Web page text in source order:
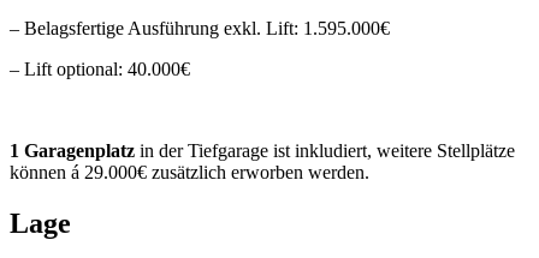
– Belagsfertige Ausführung exkl. Lift: 1.595.000€
– Lift optional: 40.000€
1 Garagenplatz in der Tiefgarage ist inkludiert, weitere Stellplätze
können á 29.000€ zusätzlich erworben werden.
Lage